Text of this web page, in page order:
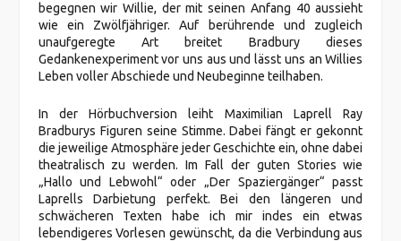
begegnen wir Willie, der mit seinen Anfang 40 aussieht
wie ein Zwölfjähriger. Auf berührende und zugleich
unaufgeregte Art breitet Bradbury dieses
Gedankenexperiment vor uns aus und lässt uns an Willies
Leben voller Abschiede und Neubeginne teilhaben.
In der Hörbuchversion leiht Maximilian Laprell Ray
Bradburys Figuren seine Stimme. Dabei fängt er gekonnt
die jeweilige Atmosphäre jeder Geschichte ein, ohne dabei
theatralisch zu werden. Im Fall der guten Stories wie
„Hallo und Lebwohl“ oder „Der Spaziergänger“ passt
Laprells Darbietung perfekt. Bei den längeren und
schwächeren Texten habe ich mir indes ein etwas
lebendigeres Vorlesen gewünscht, da die Verbindung aus